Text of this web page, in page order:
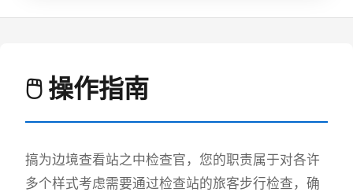
🖱️ 操作指南
搞为边境查看站之中检查官，您的职责属于对各许
多个样式考虑需要通过检查站的旅客步行检查，确